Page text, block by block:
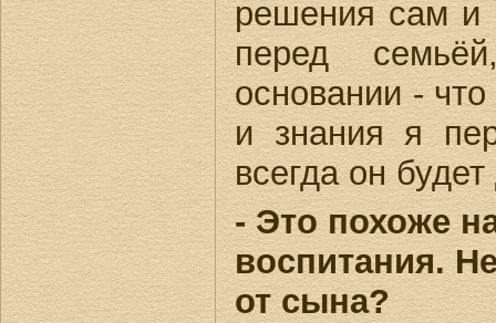
решения сам и
перед
основании -
и знания я
всегда он
- Это похоже
воспитания.
от сына?